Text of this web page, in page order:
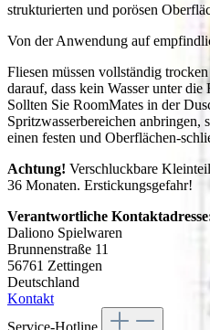
strukturierten und porösen
Von der Anwendung auf
Fliesen müssen vollständig
darauf, dass kein Wasser unter
Sollten Sie RoomMates in der
Spritzwasserbereichen anbringen,
einen festen und Oberflächen-
Achtung! Verschluckbare
36 Monaten. Erstickungsgefahr!
Verantwortliche
Daliono Spielwaren
Brunnenstraße 11
56761 Zettingen
Deutschland
Kontakt